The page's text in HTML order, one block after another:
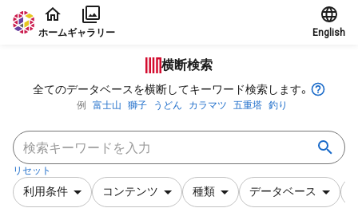
本文に飛ぶ
ホームギャラリー English
横断検索
全てのデータベースを横断してキーワード検索します。
例 富士山 獅子 うどん カラマツ 五重塔 釣り
リセット
利用条件 コンテンツ 種類 データベース